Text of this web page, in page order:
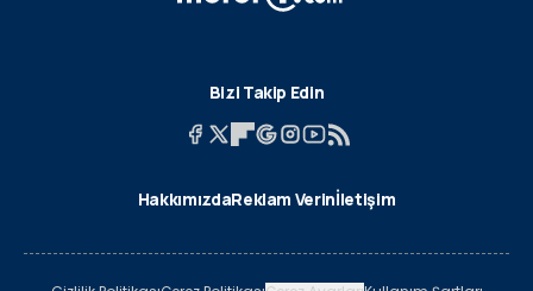
Bizi Takip Edin
HakkımızdaReklam Verinİletişim